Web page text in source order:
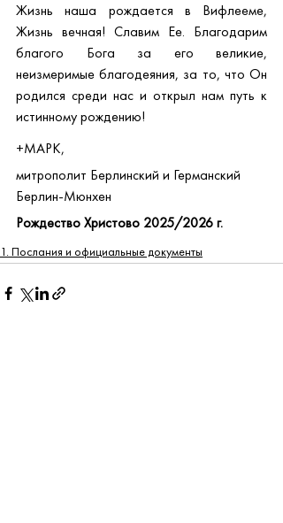
Жизнь наша рождается в Вифлееме,
Жизнь вечная! Славим Ее. Благодарим
благого Бога за его великие,
неизмеримые благодеяния, за то, что Он
родился среди нас и открыл нам путь к
истинному рождению!
+МАРК,
митрополит Берлинский и Германский
Берлин-Мюнхен
Рождество Христово 2025/2026 г.
1. Послания и официальные документы